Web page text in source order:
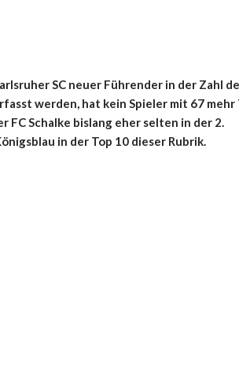
SC neuer Führender in der Zahl
werden, hat kein Spieler mit 67 mehr
FC Schalke bislang eher selten in der 2.
in der Top 10 dieser Rubrik.